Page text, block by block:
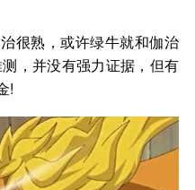
很熟，或许绿牛就和伽治
，并没有强力证据，但有
!